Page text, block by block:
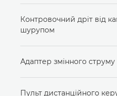
Контровочний дріт від
шурупом
Адаптер змінного струму
Пульт дистанційного